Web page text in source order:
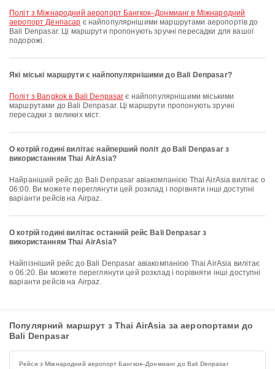
політ з Міжнародний аеропорт Бангкок–Донмианг в Міжнародний
аеропорт Денпасар є найпопулярнішими маршрутами аеропортів до
Bali Denpasar. Ці маршрути пропонують зручні пересадки для вашої
подорожі.
Які міські маршрути є найпопулярнішими до Bali Denpasar?
політ з Bangkok в Bali Denpasar є найпопулярнішими міськими
маршрутами до Bali Denpasar. Ці маршрути пропонують зручні
пересадки з великих міст.
О котрій годині вилітає найперший політ до Bali Denpasar з
використанням Thai AirAsia?
Найраніший рейс до Bali Denpasar авіакомпанією Thai AirAsia вилітає о
06:00. Ви можете переглянути цей розклад і порівняти інші доступні
варіанти рейсів на Airpaz.
О котрій годині вилітає останній рейс Bali Denpasar з
використанням Thai AirAsia?
Найпізніший рейс до Bali Denpasar авіакомпанією Thai AirAsia вилітає
о 06:20. Ви можете переглянути цей розклад і порівняти інші доступні
варіанти рейсів на Airpaz.
Популярний маршрут з Thai AirAsia за аеропортами до
Bali Denpasar
Рейси з Міжнародний аеропорт Бангкок–Донмианг до Bali Denpasar